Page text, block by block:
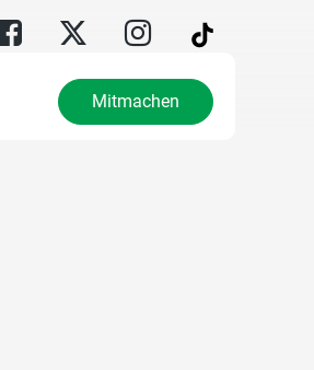
Mitmachen